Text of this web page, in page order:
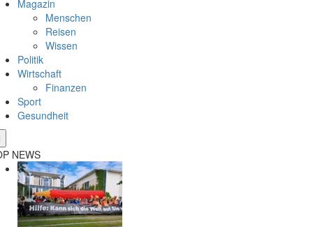
Magazin
Menschen
Reisen
Wissen
Politik
Wirtschaft
Finanzen
Sport
Gesundheit
NEWS